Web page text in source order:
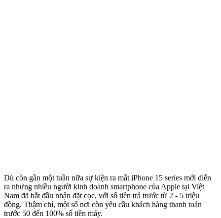
Dù còn gần một tuần nữa sự kiện ra mắt iPhone 15 series mới diễn
ra nhưng nhiều người kinh doanh smartphone của Apple tại Việt
Nam đã bắt đầu nhận đặt cọc, với số tiền trả trước từ 2 - 5 triệu
đồng. Thậm chí, một số nơi còn yêu cầu khách hàng thanh toán
trước 50 đến 100% số tiền máy.